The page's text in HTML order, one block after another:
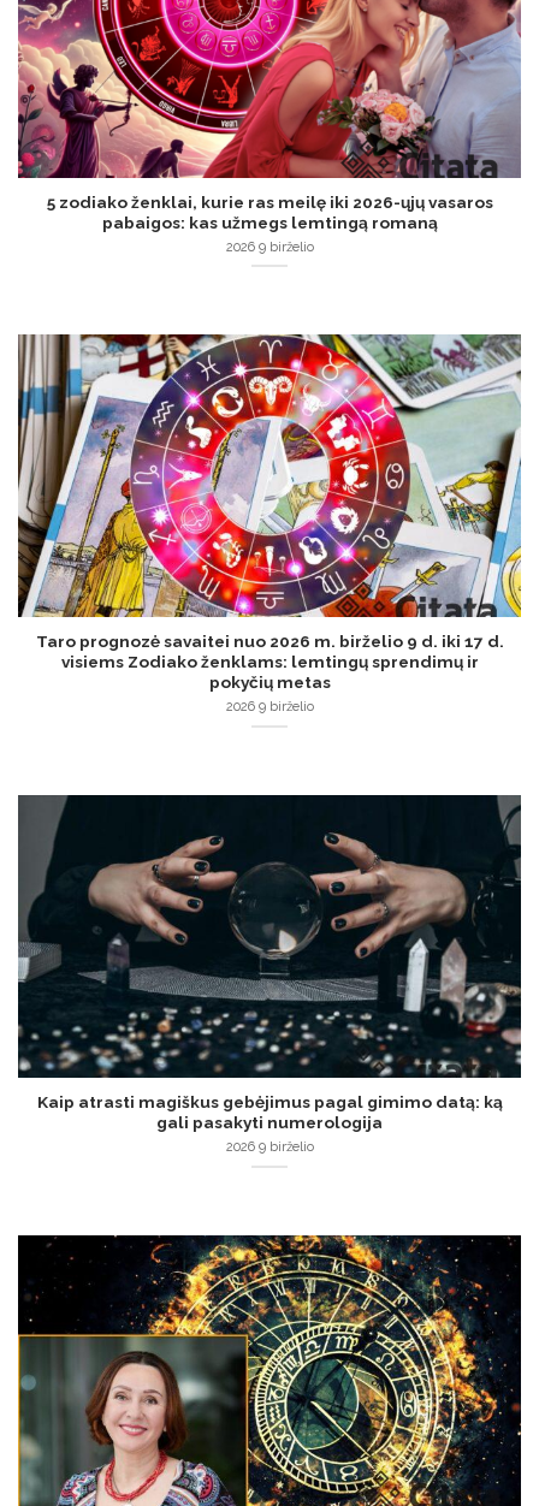
5 zodiako ženklai, kurie ras meilę iki 2026-ųjų vasaros
pabaigos: kas užmegs lemtingą romaną
2026 9 birželio
Taro prognozė savaitei nuo 2026 m. birželio 9 d. iki 17 d.
visiems Zodiako ženklams: lemtingų sprendimų ir
pokyčių metas
2026 9 birželio
Kaip atrasti magiškus gebėjimus pagal gimimo datą: ką
gali pasakyti numerologija
2026 9 birželio